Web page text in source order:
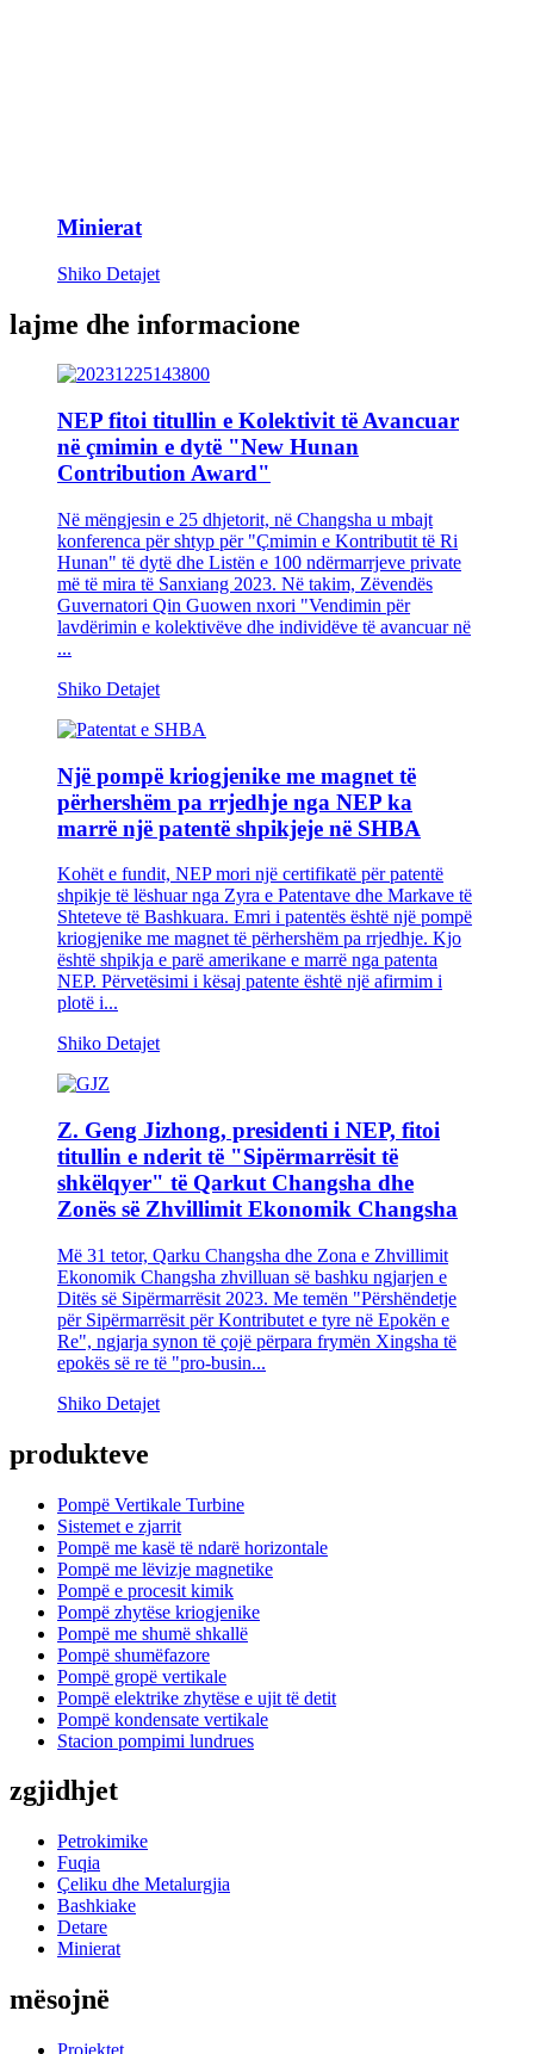
Minierat
Shiko Detajet
lajme dhe informacione
NEP fitoi titullin e Kolektivit të Avancuar
në çmimin e dytë "New Hunan
Contribution Award"
Në mëngjesin e 25 dhjetorit, në Changsha u mbajt
konferenca për shtyp për "Çmimin e Kontributit të Ri
Hunan" të dytë dhe Listën e 100 ndërmarrjeve private
më të mira të Sanxiang 2023. Në takim, Zëvendës
Guvernatori Qin Guowen nxori "Vendimin për
lavdërimin e kolektivëve dhe individëve të avancuar në
...
Shiko Detajet
Një pompë kriogjenike me magnet të
përhershëm pa rrjedhje nga NEP ka
marrë një patentë shpikjeje në SHBA
Kohët e fundit, NEP mori një certifikatë për patentë
shpikje të lëshuar nga Zyra e Patentave dhe Markave të
Shteteve të Bashkuara. Emri i patentës është një pompë
kriogjenike me magnet të përhershëm pa rrjedhje. Kjo
është shpikja e parë amerikane e marrë nga patenta
NEP. Përvetësimi i kësaj patente është një afirmim i
plotë i...
Shiko Detajet
Z. Geng Jizhong, presidenti i NEP, fitoi
titullin e nderit të "Sipërmarrësit të
shkëlqyer" të Qarkut Changsha dhe
Zonës së Zhvillimit Ekonomik Changsha
Më 31 tetor, Qarku Changsha dhe Zona e Zhvillimit
Ekonomik Changsha zhvilluan së bashku ngjarjen e
Ditës së Sipërmarrësit 2023. Me temën "Përshëndetje
për Sipërmarrësit për Kontributet e tyre në Epokën e
Re", ngjarja synon të çojë përpara frymën Xingsha të
epokës së re të "pro-busin...
Shiko Detajet
produkteve
Pompë Vertikale Turbine
Sistemet e zjarrit
Pompë me kasë të ndarë horizontale
Pompë me lëvizje magnetike
Pompë e procesit kimik
Pompë zhytëse kriogjenike
Pompë me shumë shkallë
Pompë shumëfazore
Pompë gropë vertikale
Pompë elektrike zhytëse e ujit të detit
Pompë kondensate vertikale
Stacion pompimi lundrues
zgjidhjet
Petrokimike
Fuqia
Çeliku dhe Metalurgjia
Bashkiake
Detare
Minierat
mësojnë